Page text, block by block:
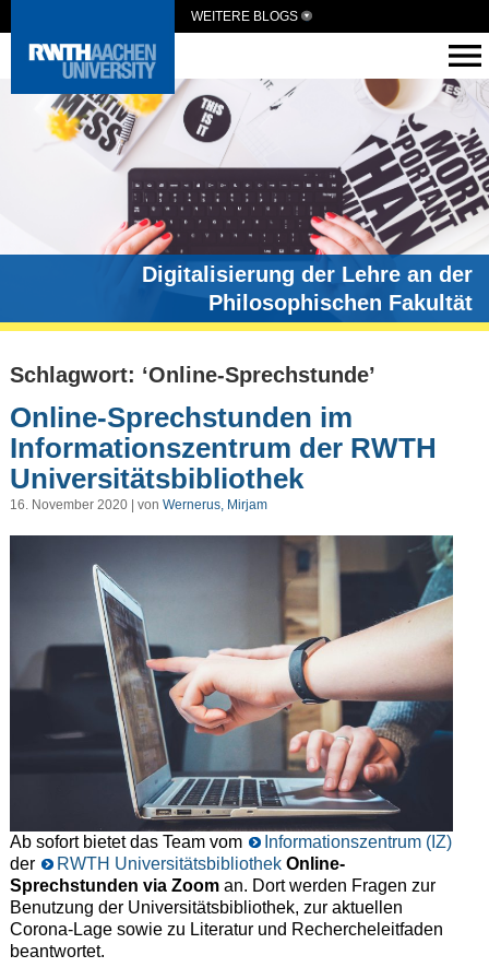
WEITERE BLOGS
Digitalisierung der Lehre an der
Philosophischen Fakultät
Schlagwort: ‘Online-Sprechstunde’
Online-Sprechstunden im
Informationszentrum der RWTH
Universitätsbibliothek
16. November 2020 | von Wernerus, Mirjam
Ab sofort bietet das Team vom
Informationszentrum (IZ)
der
RWTH Universitätsbibliothek Online-
Sprechstunden via Zooman. Dort werden Fragen zur
Benutzung der Universitätsbibliothek, zur aktuellen
Corona-Lage sowie zu Literatur und Rechercheleitfaden
beantwortet.